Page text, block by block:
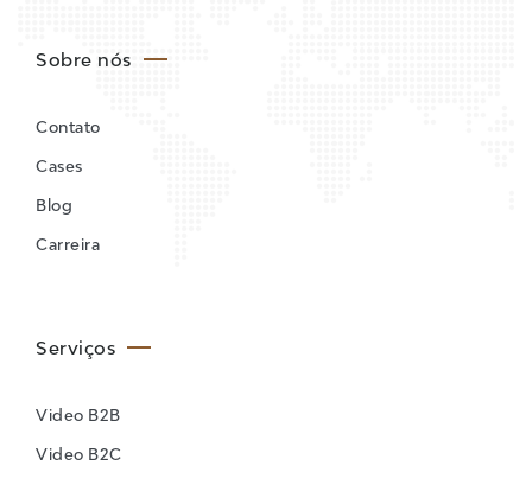
Sobre nós
Contato
Cases
Blog
Carreira
Serviços
Video B2B
Video B2C